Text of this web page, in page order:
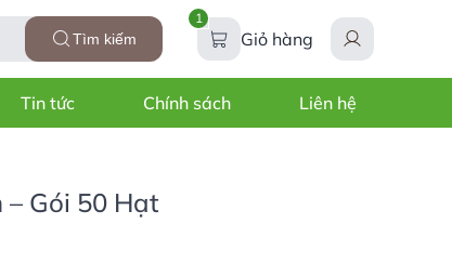
Tìm kiếm
1
Giỏ hàng
Tin tức Chính sách Liên hệ
Gói 50 Hạt